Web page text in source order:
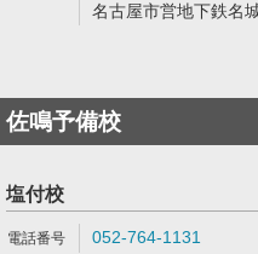
名古屋市営地下鉄名
佐鳴予備校
塩付校
052-764-1131